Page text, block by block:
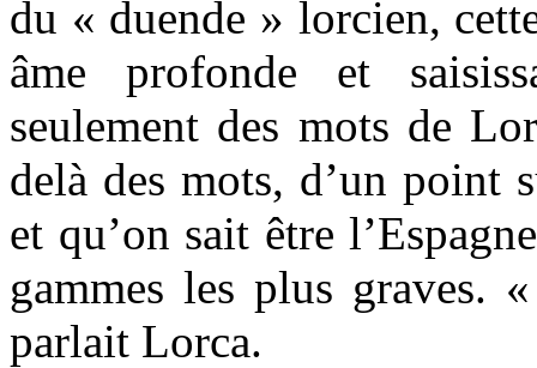
du « duende » lorcien,
âme profonde et
seulement des mots de
delà des mots, d’un point
et qu’on sait être
gammes les plus graves.
parlait Lorca.